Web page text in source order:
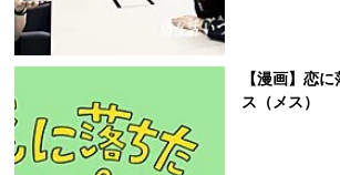
【漫画】恋
ス（メス）